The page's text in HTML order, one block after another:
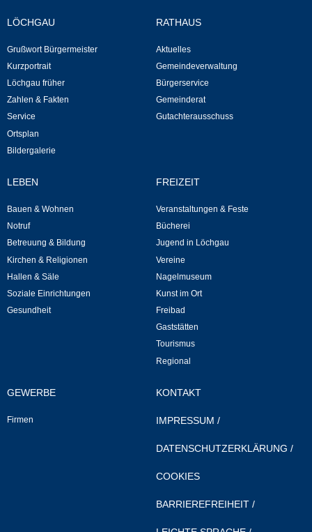
Jugend in Löchgau
Skating-/Streetballanlage
Jugendhaus
Nagelmuseum
Kunst- und Kulturkreis
LÖCHGAU
Grußwort Bürgermeister
Kurzportrait
Löchgau früher
Zahlen & Fakten
Service
Ortsplan
Bildergalerie
RATHAUS
Aktuelles
Gemeindeverwaltung
Bürgerservice
Gemeinderat
Gutachterausschuss
LEBEN
Bauen & Wohnen
Notruf
Betreuung & Bildung
Kirchen & Religionen
Hallen & Säle
Soziale Einrichtungen
Gesundheit
FREIZEIT
Veranstaltungen & Feste
Bücherei
Jugend in Löchgau
Vereine
Nagelmuseum
Kunst im Ort
Freibad
Gaststätten
Tourismus
Regional
GEWERBE
Firmen
KONTAKT
IMPRESSUM /
DATENSCHUTZERKLÄRUNG /
COOKIES
BARRIEREFREIHEIT /